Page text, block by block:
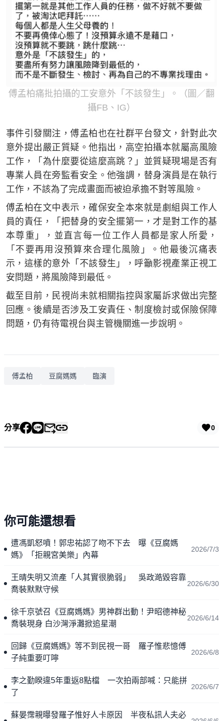
傅孟柏痛批拍攝的工安意外「不該發生」。（圖／翻
攝FB、IG）
事件引發關注，傅孟柏也在社群平台發文，針對此次
意外提出嚴正質疑。他指出，高空拍攝本就屬高風險
工作，「為什麼要從這麼高跳？」並質疑現場是否有
專業人員在旁監看安全。他強調，替身演員是在執行
工作，不該為了完成畫面而被迫承擔不對等風險。
傅孟柏在文中表示，確保安全本來就是劇組與工作人
員的責任，「把替身的安全擺第一，才是對工作的基
本尊重」，並直言每一位工作人員都是家人所愛，
「不要再用沒預算來合理化風險」。他最後沉痛表
示，這樣的意外「不該發生」，呼籲影視產業正視工
安問題，將風險降到最低。
截至目前，民視尚未就相關指控與家屬訴求做出完整
回應。後續是否涉及工安責任、制度檢討或保險保障
問題，仍有待電視台與主管機關進一步說明。
傅孟柏 豆腐媽媽 臨演
分享 0
你可能還想看
遭馮凱怒噴！郭忠祐認了吻不下去 曝《豆腐媽
媽》「拒親宮美樂」內幕
2026/7/3
王晴失明又流產「人其實很脆弱」 吳政澔毀容靠
喬裝默默守候
2026/6/30
徐千京號召《豆腐媽媽》男神群出動！尹昭德神秘
喬裝現身 白沙灣淨灘掀追星潮
2026/6/14
回歸《豆腐媽媽》等不到民視一哥 羅子惟悲憶傅
子純重要叮嚀
2026/6/8
李之勤睽違5年重返8點檔 一次拍兩部喊：只能拼
了
2026/6/7
蘇晏霈親曝發羅子惟好人卡原因 半夜私訊人夫必